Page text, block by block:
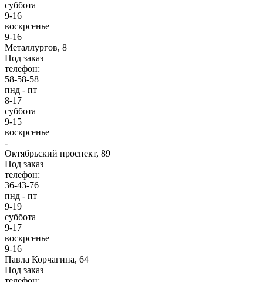
суббота
9-16
воскрсенье
9-16
Металлургов, 8
Под заказ
телефон:
58-58-58
пнд - пт
8-17
суббота
9-15
воскрсенье
-
Октябрьский проспект, 89
Под заказ
телефон:
36-43-76
пнд - пт
9-19
суббота
9-17
воскрсенье
9-16
Павла Корчагина, 64
Под заказ